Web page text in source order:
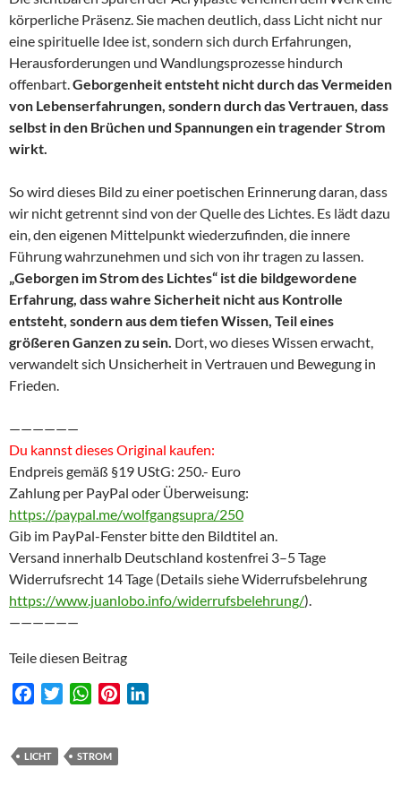
körperliche Präsenz. Sie machen deutlich, dass Licht nicht nur
eine spirituelle Idee ist, sondern sich durch Erfahrungen,
Herausforderungen und Wandlungsprozesse hindurch
offenbart.Geborgenheit entsteht nicht durch das Vermeiden
von Lebenserfahrungen, sondern durch das Vertrauen, dass
selbst in den Brüchen und Spannungen ein tragender Strom
wirkt.
So wird dieses Bild zu einer poetischen Erinnerung daran, dass
wir nicht getrennt sind von der Quelle des Lichtes. Es lädt dazu
ein, den eigenen Mittelpunkt wiederzufinden, die innere
Führung wahrzunehmen und sich von ihr tragen zu lassen.
„Geborgen im Strom des Lichtes“ ist die bildgewordene
Erfahrung, dass wahre Sicherheit nicht aus Kontrolle
entsteht, sondern aus dem tiefen Wissen, Teil eines
größeren Ganzen zu sein. Dort, wo dieses Wissen erwacht,
verwandelt sich Unsicherheit in Vertrauen und Bewegung in
Frieden.
——————
Du kannst dieses Original kaufen:
Endpreis gemäß §19 UStG: 250.- Euro
Zahlung per PayPal oder Überweisung:
https://paypal.me/wolfgangsupra/250
Gib im PayPal-Fenster bitte den Bildtitel an.
Versand innerhalb Deutschland kostenfrei 3–5 Tage
Widerrufsrecht 14 Tage (Details siehe Widerrufsbelehrung
https://www.juanlobo.info/widerrufsbelehrung/).
——————
Teile diesen Beitrag
e
t
W
t
LICHT STROM